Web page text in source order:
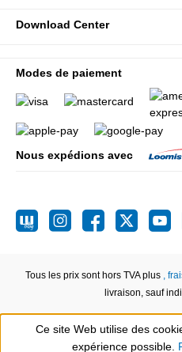
Download Center
Modes de paiement
Nous expédions avec
Tous les prix sont hors TVA plus ,
livraison, sauf
Ce site Web utilise des
expérience possible.